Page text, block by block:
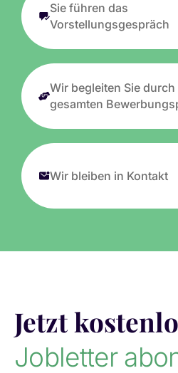
Sie führen das
Vorstellungsgespräch
Wir begleiten Sie durch
gesamten
Wir bleiben in Kontakt
Jetzt
Jobletter